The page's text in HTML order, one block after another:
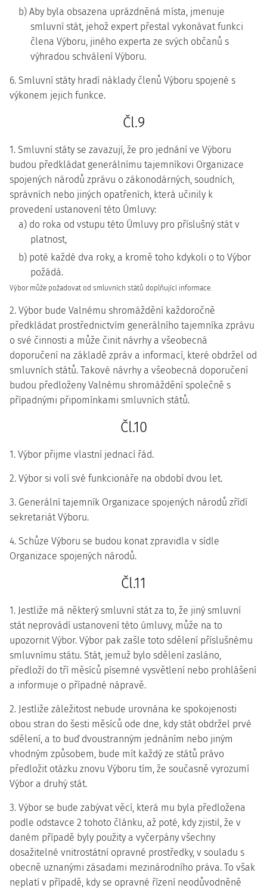
b) Aby byla obsazena uprázdněná místa, jmenuje
smluvní stát, jehož expert přestal vykonávat funkci
člena Výboru, jiného experta ze svých občanů s
výhradou schválení Výboru.
6. Smluvní státy hradí náklady členů Výboru spojené s
výkonem jejich funkce.
Čl.9
1. Smluvní státy se zavazují, že pro jednání ve Výboru
budou předkládat generálnímu tajemníkovi Organizace
spojených národů zprávu o zákonodárných, soudních,
správních nebo jiných opatřeních, která učinily k
provedení ustanovení této Úmluvy:
a) do roka od vstupu této Úmluvy pro příslušný stát v
platnost,
b) poté každé dva roky, a kromě toho kdykoli o to Výbor
požádá.
Výbor může požadovat od smluvních států doplňující informace.
2. Výbor bude Valnému shromáždění každoročně
předkládat prostřednictvím generálního tajemníka zprávu
o své činnosti a může činit návrhy a všeobecná
doporučení na základě zpráv a informací, které obdržel od
smluvních států. Takové návrhy a všeobecná doporučení
budou předloženy Valnému shromáždění společně s
případnými připomínkami smluvních států.
Čl.10
1. Výbor přijme vlastní jednací řád.
2. Výbor si volí své funkcionáře na období dvou let.
3. Generální tajemník Organizace spojených národů zřídí
sekretariát Výboru.
4. Schůze Výboru se budou konat zpravidla v sídle
Organizace spojených národů.
Čl.11
1. Jestliže má některý smluvní stát za to, že jiný smluvní
stát neprovádí ustanovení této úmluvy, může na to
upozornit Výbor. Výbor pak zašle toto sdělení příslušnému
smluvnímu státu. Stát, jemuž bylo sdělení zasláno,
předloží do tří měsíců písemné vysvětlení nebo prohlášení
a informuje o případné nápravě.
2. Jestliže záležitost nebude urovnána ke spokojenosti
obou stran do šesti měsíců ode dne, kdy stát obdržel prvé
sdělení, a to buď dvoustranným jednáním nebo jiným
vhodným způsobem, bude mít každý ze států právo
předložit otázku znovu Výboru tím, že současně vyrozumí
Výbor a druhý stát.
3. Výbor se bude zabývat věcí, která mu byla předložena
podle odstavce 2 tohoto článku, až poté, kdy zjistil, že v
daném případě byly použity a vyčerpány všechny
dosažitelné vnitrostátní opravné prostředky, v souladu s
obecně uznanými zásadami mezinárodního práva. To však
neplatí v případě, kdy se opravné řízení neodůvodněně